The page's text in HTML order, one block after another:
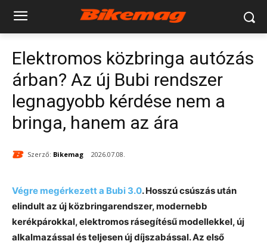
Elektromos közbringa autózás
árban? Az új Bubi rendszer
legnagyobb kérdése nem a
bringa, hanem az ára
Szerző: Bikemag 2026.07.08.
Végre megérkezett a Bubi 3.0. Hosszú csúszás után
elindult az új közbringarendszer, modernebb
kerékpárokkal, elektromos rásegítésű modellekkel, új
alkalmazással és teljesen új díjszabással. Az első